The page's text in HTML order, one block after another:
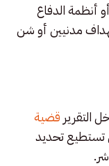
أنظمة الدفاع
مدنيين أو شن
التقرير قضية
تستطيع تحديد